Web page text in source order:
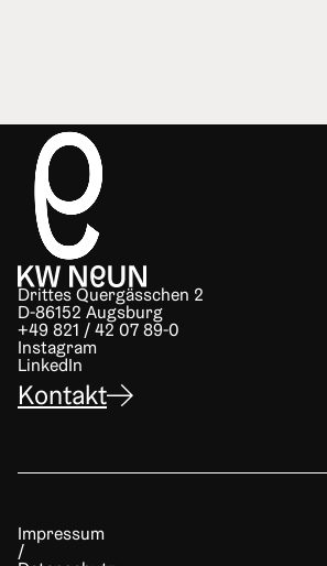
Drittes Quergässchen 2
D-86152 Augsburg
+49 821 / 42 07 89-0
Instagram
LinkedIn
Kontakt
Impressum